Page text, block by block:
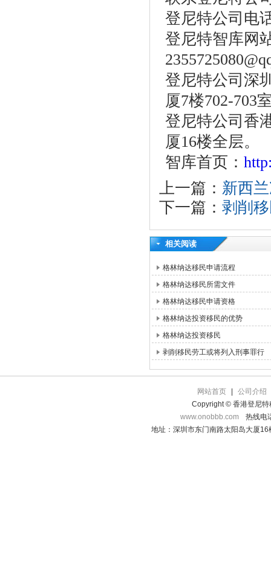
登尼特公司电
登尼特智库网
登尼特公司深
厦7楼702-703
登尼特公司香
厦16楼全层。
智库首页：
上一篇： 新西
下一篇： 剥削
相关阅读
格林纳达移民申请流程
格林纳达移民所需文件
格林纳达移民申请资格
格林纳达投资移民的优势
格林纳达投资移民
剥削移民劳工或将列入刑事罪行
网站首页
公司介绍
Copyright © 香港登尼特
www.onobbb.com
热线电
地址：深圳市东门南路太阳岛大厦